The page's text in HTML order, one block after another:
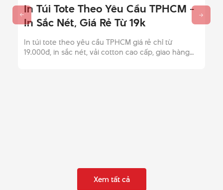
In Túi Tote Theo Yêu Cầu TPHCM -
In Sắc Nét, Giá Rẻ Từ 19k
In túi tote theo yêu cầu TPHCM giá rẻ chỉ từ
19.000đ, in sắc nét, vải cotton cao cấp, giao hàng
Xem tất cả